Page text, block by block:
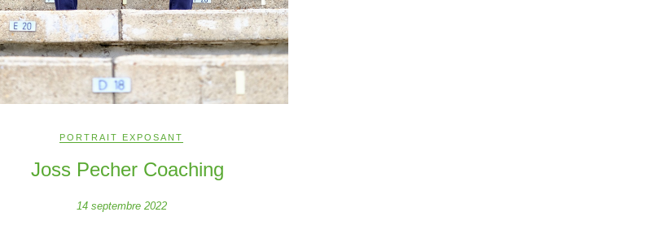
PORTRAIT EXPOSANT
Joss Pecher Coaching
14 septembre 2022